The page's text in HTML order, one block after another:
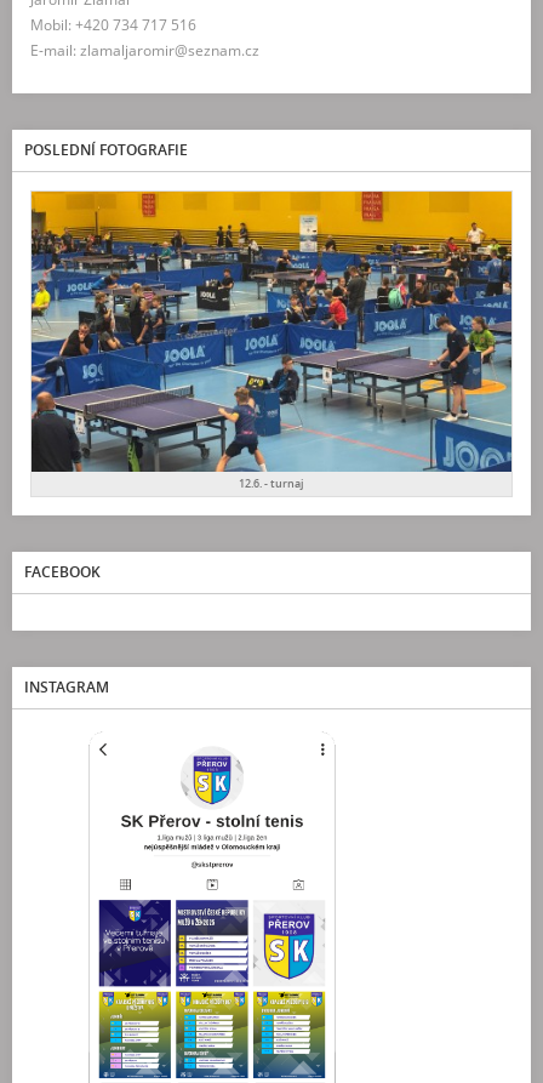
Mobil: +420 734 717 516
E-mail: zlamaljaromir@seznam.cz
POSLEDNÍ FOTOGRAFIE
12.6. - turnaj
FACEBOOK
INSTAGRAM